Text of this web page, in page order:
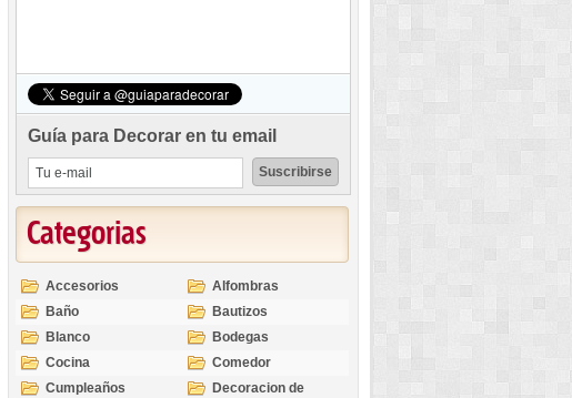
Guía para Decorar en tu email
Categorias
Accesorios
Alfombras
Baño
Bautizos
Blanco
Bodegas
Cocina
Comedor
Cumpleaños
Decoracion de